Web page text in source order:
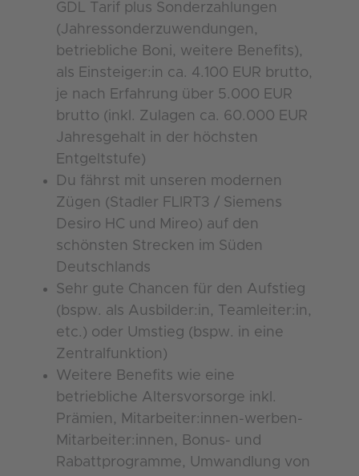
GDL Tarif plus Sonderzahlungen
(Jahressonderzuwendungen,
betriebliche Boni, weitere Benefits),
als Einsteiger:in ca. 4.100 EUR brutto,
je nach Erfahrung über 5.000 EUR
brutto (inkl. Zulagen ca. 60.000 EUR
Jahresgehalt in der höchsten
Entgeltstufe)
Du fährst mit unseren modernen
Zügen (Stadler FLIRT3 / Siemens
Desiro HC und Mireo) auf den
schönsten Strecken im Süden
Deutschlands
Sehr gute Chancen für den Aufstieg
(bspw. als Ausbilder:in, Teamleiter:in,
etc.) oder Umstieg (bspw. in eine
Zentralfunktion)
Weitere Benefits wie eine
betriebliche Altersvorsorge inkl.
Prämien, Mitarbeiter:innen-werben-
Mitarbeiter:innen, Bonus- und
Rabattprogramme, Umwandlung von